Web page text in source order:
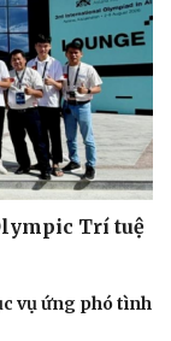
Trí tuệ
vụ ứng phó tình